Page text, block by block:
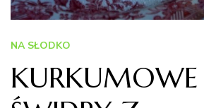
NA SŁODKO
KURKUMOWE